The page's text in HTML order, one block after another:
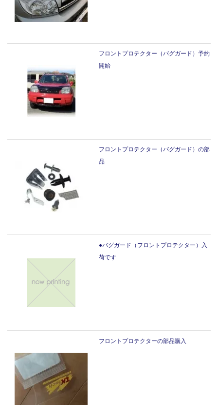
フロントプロテクター（バグガード）予約
開始
フロントプロテクター（バグガード）の部
品
●バグガード（フロントプロテクター）入
荷です
フロントプロテクターの部品購入